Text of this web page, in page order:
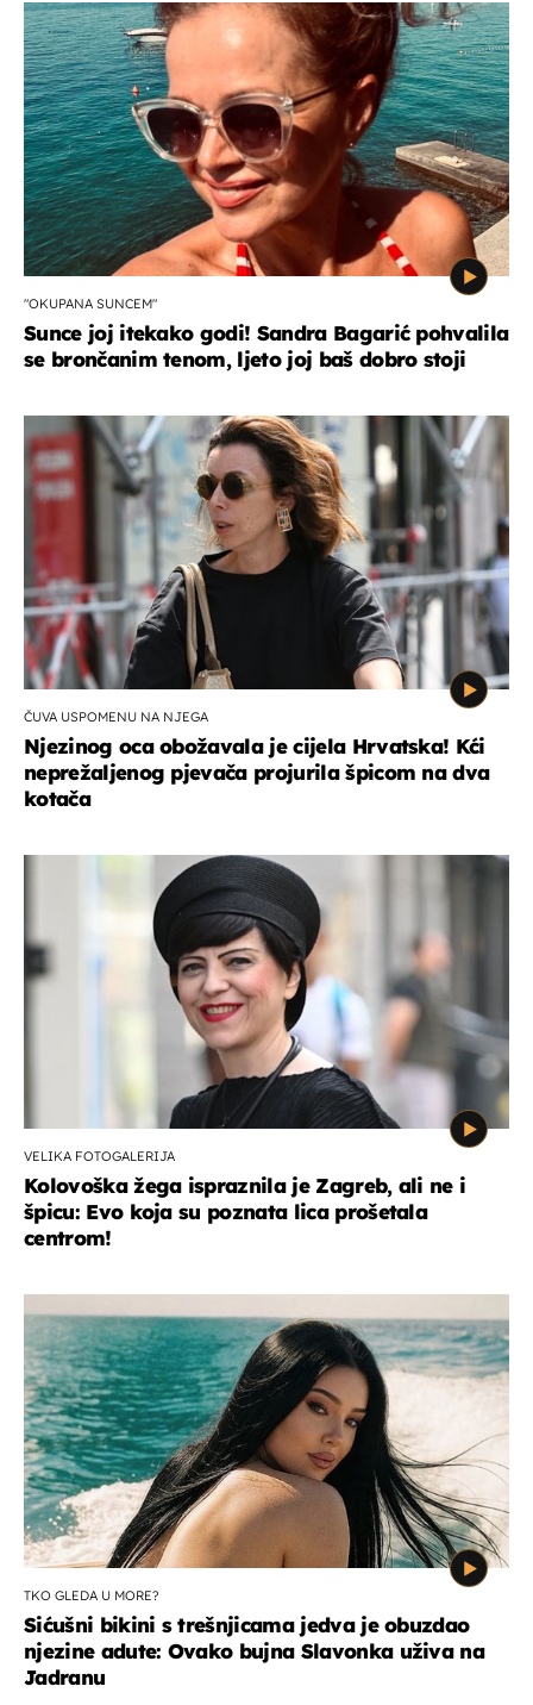
"OKUPANA SUNCEM"
Sunce joj itekako godi! Sandra Bagarić pohvalila
se brončanim tenom, ljeto joj baš dobro stoji
ČUVA USPOMENU NA NJEGA
Njezinog oca obožavala je cijela Hrvatska! Kći
neprežaljenog pjevača projurila špicom na dva
kotača
VELIKA FOTOGALERIJA
Kolovoška žega ispraznila je Zagreb, ali ne i
špicu: Evo koja su poznata lica prošetala
centrom!
TKO GLEDA U MORE?
Sićušni bikini s trešnjicama jedva je obuzdao
njezine adute: Ovako bujna Slavonka uživa na
Jadranu